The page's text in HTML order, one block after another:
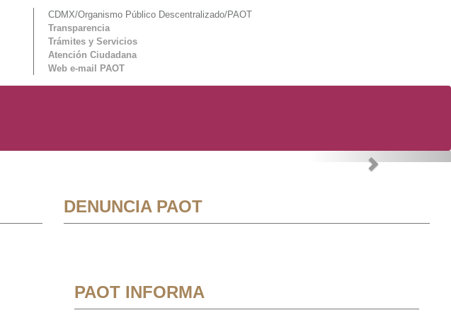
CDMX/Organismo Público Descentralizado/PAOT
Transparencia
Trámites y Servicios
Atención Ciudadana
Web e-mail PAOT
Next
DENUNCIA PAOT
PAOT INFORMA